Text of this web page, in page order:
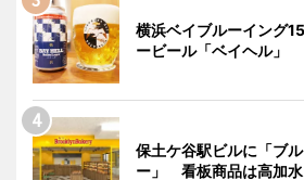
横浜ベイブルーイング
ービール「ベイヘル」
保土ケ谷駅ビルに「ブ
ー」 看板商品は高加水